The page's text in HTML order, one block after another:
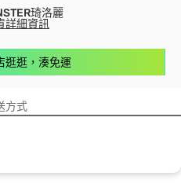
琦洛麗
詳細資訊
逛逛，湊免運
方式